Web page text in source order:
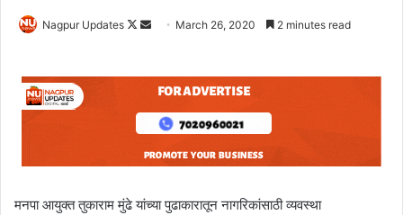
Nagpur Updates
F
o
w
o
X
a
n
e
a
March 26, 2020 2 minutes read
मनपा आयुक्त तुकाराम मुंढे यांच्या पुढाकारातून नागरिकांसाठी व्यवस्था